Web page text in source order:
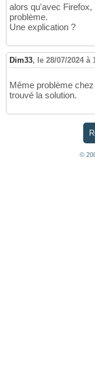
alors qu'avec
problème.
Une explication ?
Dim33, le 28/07/2024 à
Même problème
trouvé la solution.
©